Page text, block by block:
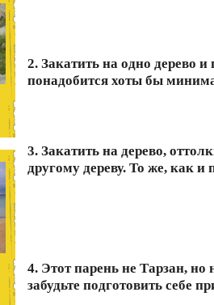
2. Закатить на одно дерево
понадобится хоты бы
3. Закатить на дерево,
другому дереву. То же, как
4. Этот парень не Тарзан,
забудьте подготовить себе